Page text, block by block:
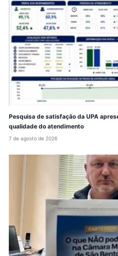
Pesquisa de satisfação da UPA
qualidade do atendimento
7 de agosto de 2026